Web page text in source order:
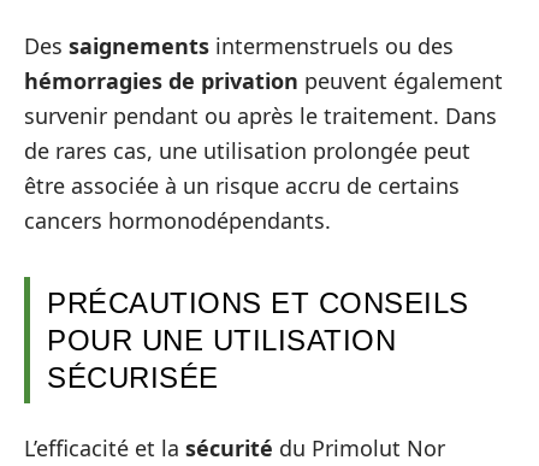
Des saignements intermenstruels ou des
hémorragies de privation peuvent également
survenir pendant ou après le traitement. Dans
de rares cas, une utilisation prolongée peut
être associée à un risque accru de certains
cancers hormonodépendants.
PRÉCAUTIONS ET CONSEILS
POUR UNE UTILISATION
SÉCURISÉE
L’efficacité et la sécurité du Primolut Nor